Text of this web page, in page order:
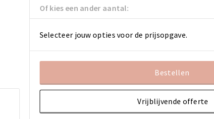
Of kies een ander aantal:
Selecteer jouw opties voor de prijsopgave.
Bestellen
Vrijblijvende offerte